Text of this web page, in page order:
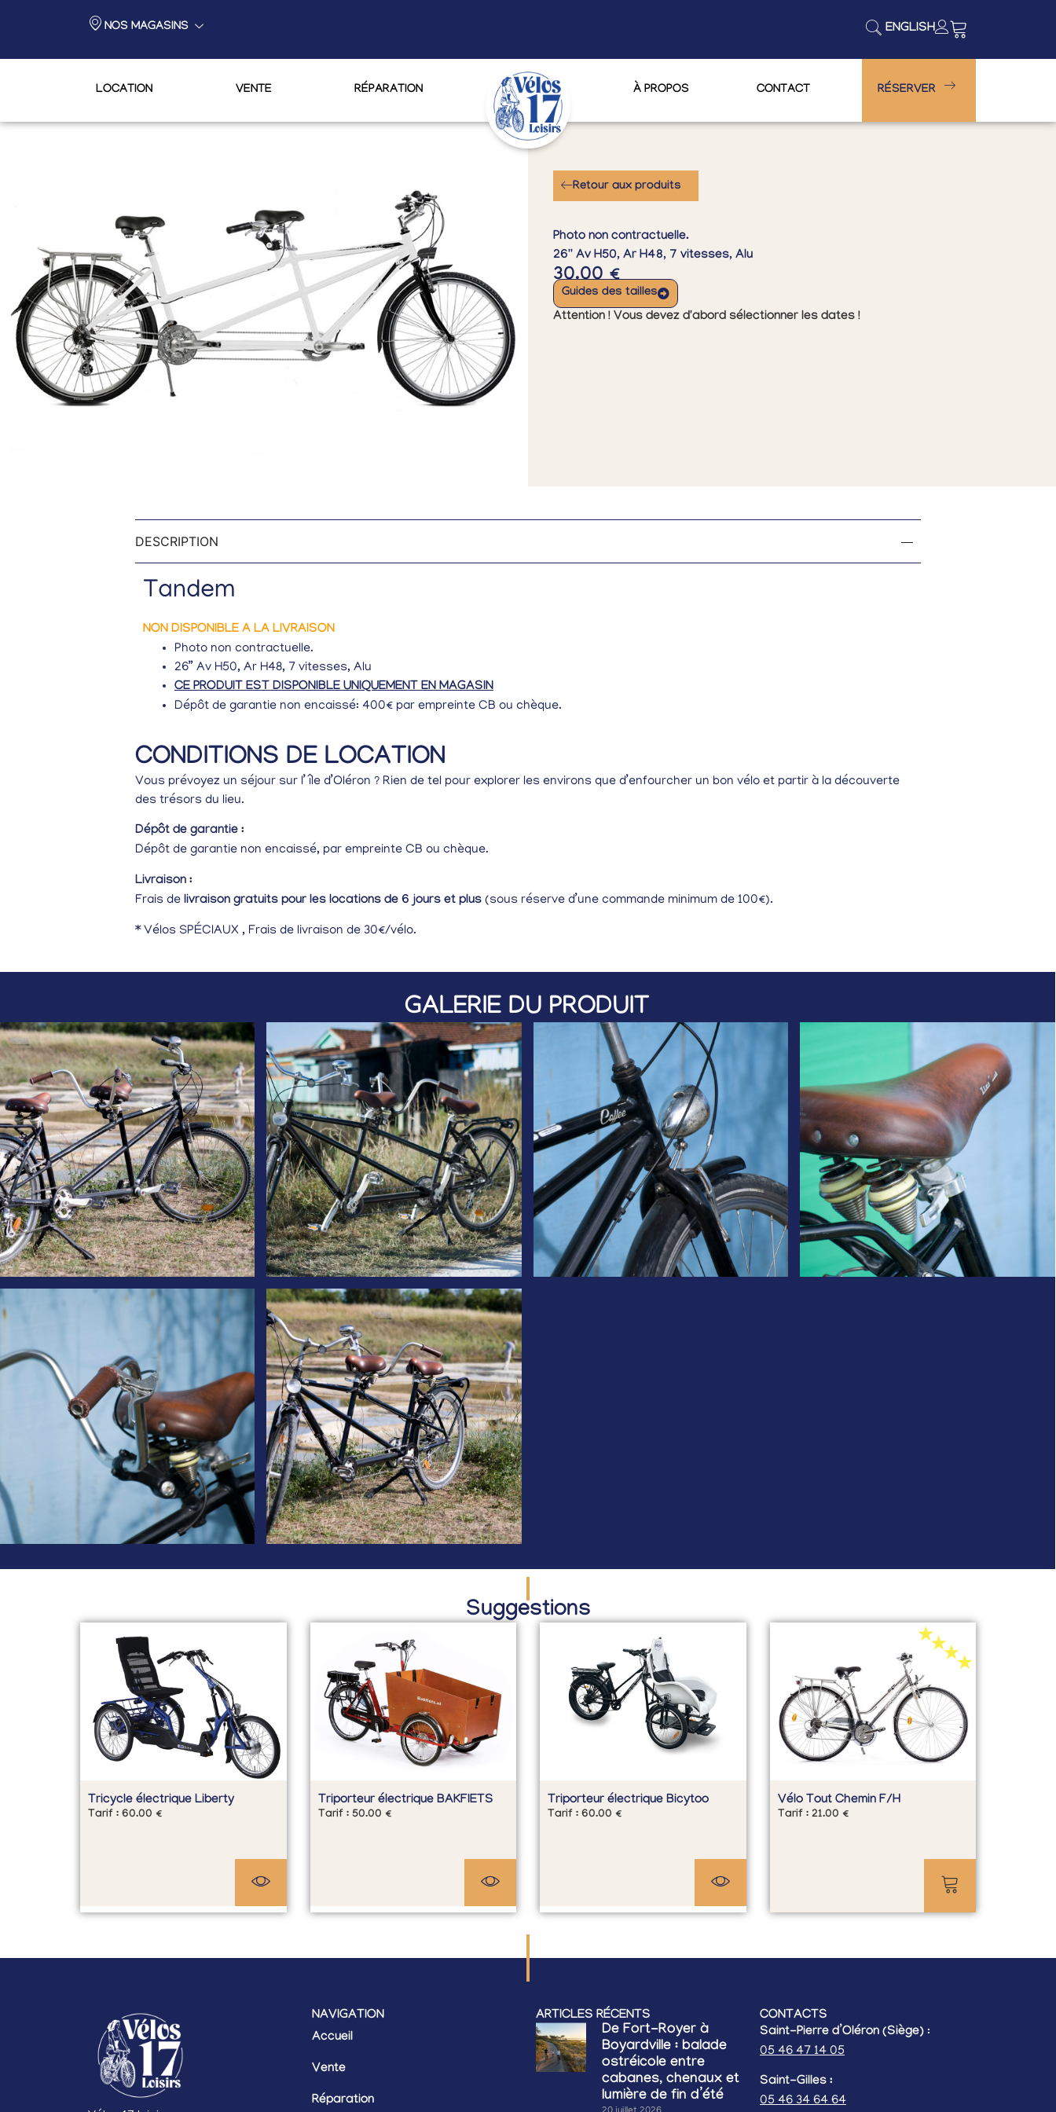
NOS MAGASINS ENGLISH
LOCATION VENTE RÉPARATION À PROPOS CONTACT RÉSERVER
Retour aux produits
Photo non contractuelle.
26'' Av H50, Ar H48, 7 vitesses, Alu
30.00€
Guides des tailles
Attention ! Vous devez d'abord sélectionner les dates !
DESCRIPTION
Tandem
NON DISPONIBLE A LA LIVRAISON
Photo non contractuelle.
26” Av H50, Ar H48, 7 vitesses, Alu
CE PRODUIT EST DISPONIBLE UNIQUEMENT EN MAGASIN
Dépôt de garantie non encaissé: 400€ par empreinte CB ou chèque.
CONDITIONS DE LOCATION
Vous prévoyez un séjour sur l’ île d’Oléron ? Rien de tel pour explorer les environs que d’enfourcher un bon vélo et partir à la découverte
des trésors du lieu.
Dépôt de garantie :
Dépôt de garantie non encaissé, par empreinte CB ou chèque.
Livraison :
Frais de livraison gratuits pour les locations de 6 jours et plus (sous réserve d’une commande minimum de 100€).
* Vélos SPÉCIAUX , Frais de livraison de 30€/vélo.
GALERIE DU PRODUIT
Suggestions
Tricycle électrique Liberty
Tarif : 60.00 €
Triporteur électrique BAKFIETS
Tarif : 50.00 €
Triporteur électrique Bicytoo
Tarif : 60.00 €
Vélo Tout Chemin F/H
Tarif : 21.00 €
NAVIGATION
Accueil
Vente
Réparation
ARTICLES RÉCENTS
De Fort-Royer à
Boyardville : balade
ostréicole entre
cabanes, chenaux et
lumière de fin d’été
CONTACTS
Saint-Pierre d’Oléron (Siège) :
05 46 47 14 05
Saint-Gilles :
05 46 34 64 64